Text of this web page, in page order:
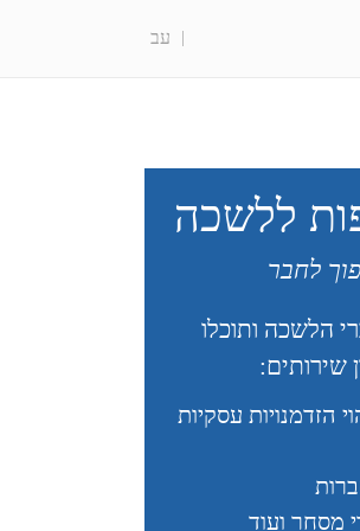
עב
ללשכה
לחבר
הלשכה ותוכלו
שירותים:
הזדמנויות עסקיות
מסחר ועוד